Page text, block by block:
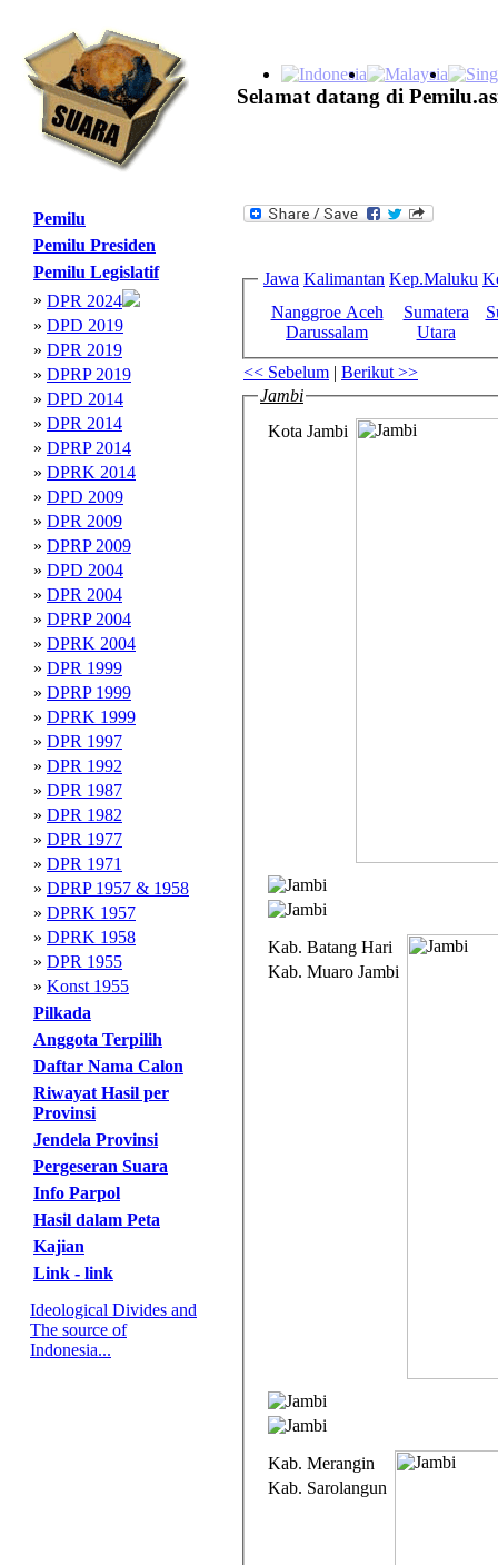
Selamat datang di
Pemilu
Pemilu Presiden
Pemilu Legislatif
» DPR 2024
» DPD 2019
» DPR 2019
» DPRP 2019
» DPD 2014
» DPR 2014
» DPRP 2014
» DPRK 2014
» DPD 2009
» DPR 2009
» DPRP 2009
» DPD 2004
» DPR 2004
» DPRP 2004
» DPRK 2004
» DPR 1999
» DPRP 1999
» DPRK 1999
» DPR 1997
» DPR 1992
» DPR 1987
» DPR 1982
» DPR 1977
» DPR 1971
» DPRP 1957 & 1958
» DPRK 1957
» DPRK 1958
» DPR 1955
» Konst 1955
Pilkada
Anggota Terpilih
Daftar Nama Calon
Riwayat Hasil per
Provinsi
Jendela Provinsi
Pergeseran Suara
Info Parpol
Hasil dalam Peta
Kajian
Link - link
Ideological Divides and
The source of
Indonesia...
Jawa Kalimantan Kep.Maluku
Nanggroe Aceh
Darussalam
Sumatera
Utara
<< Sebelum | Berikut >>
Jambi
Kota Jambi
Kab. Batang Hari
Kab. Muaro Jambi
Kab. Merangin
Kab. Sarolangun